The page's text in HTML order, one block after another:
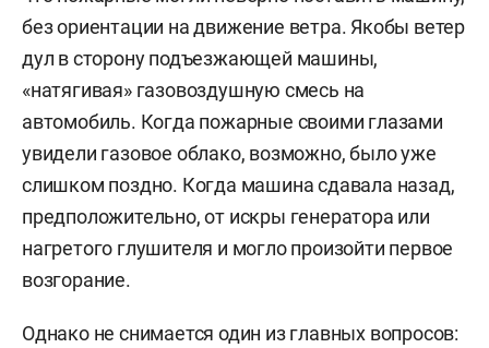
без ориентации на движение ветра. Якобы ветер
дул в сторону подъезжающей машины,
«натягивая» газовоздушную смесь на
автомобиль. Когда пожарные своими глазами
увидели газовое облако, возможно, было уже
слишком поздно. Когда машина сдавала назад,
предположительно, от искры генератора или
нагретого глушителя и могло произойти первое
возгорание.
Однако не снимается один из главных вопросов: